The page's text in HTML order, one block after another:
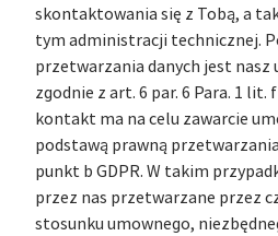
skontaktowania się z Tobą, a
tym administracji technicznej.
przetwarzania danych jest nasz
zgodnie z art. 6 par. 6 Para. 1 lit.
kontakt ma na celu zawarcie
podstawą prawną
punkt b GDPR. W takim
przez nas przetwarzane przez
stosunku umownego,